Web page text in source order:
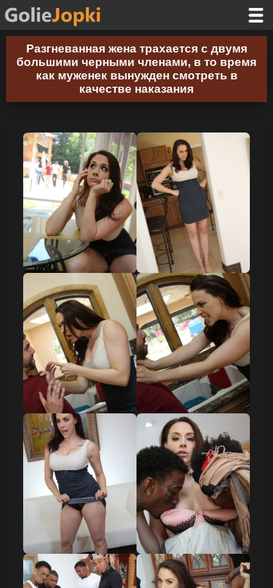
Разгневанная жена трахается с двумя
большими черными членами, в то время
как муженек вынужден смотреть в
качестве наказания